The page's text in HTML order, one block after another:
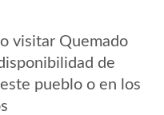
visitar Quemado
de
pueblo o en los